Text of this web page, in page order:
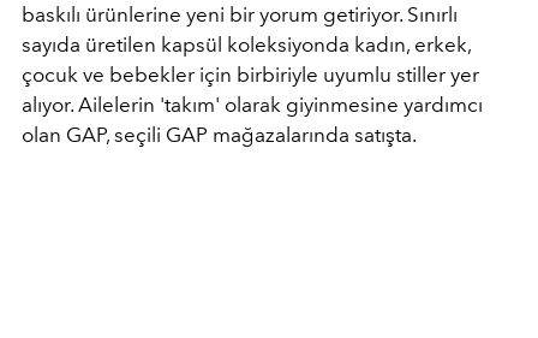
baskılı ürünlerine yeni bir yorum getiriyor. Sınırlı
sayıda üretilen kapsül koleksiyonda kadın, erkek,
çocuk ve bebekler için birbiriyle uyumlu stiller yer
alıyor. Ailelerin 'takım' olarak giyinmesine yardımcı
olan GAP, seçili GAP mağazalarında satışta.